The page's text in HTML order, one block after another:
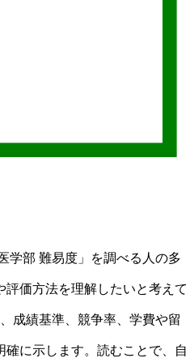
学部 難易度」を調べる人の多
価方法を理解したいと考えて
成績基準、競争率、学費や留
に示します。読むことで、自